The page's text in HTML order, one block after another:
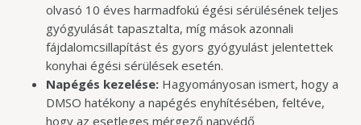
olvasó 10 éves harmadfokú égési sérülésének teljes
gyógyulását tapasztalta, míg mások azonnali
fájdalomcsillapítást és gyors gyógyulást jelentettek
konyhai égési sérülések esetén.
Napégés kezelése:Hagyományosan ismert, hogy a
DMSO hatékony a napégés enyhítésében, feltéve,
hogy az esetleges mérgező napvédő